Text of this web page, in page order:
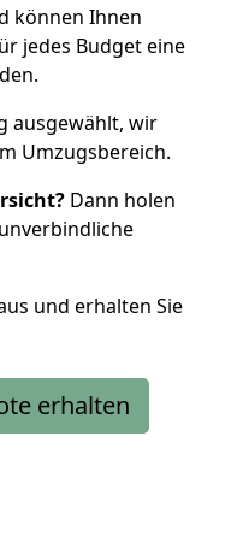
können Ihnen
jedes Budget eine
ausgewählt, wir
Umzugsbereich.
Dann holen
und erhalten Sie
erhalten